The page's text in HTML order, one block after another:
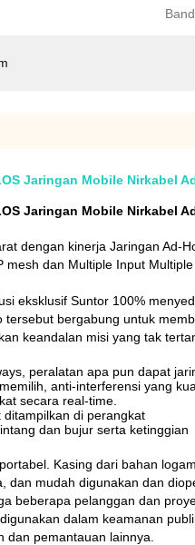
Jaringan Mobile Nirkabel
Jaringan Mobile Nirkabel
dengan kinerja Jaringan Ad-
mesh dan Multiple Input
eksklusif Suntor 100%
tersebut bergabung untuk
keandalan misi yang tak
peralatan apa pun dapat
anti-interferensi yang
secara real-time.
di perangkat
dan bujur serta ketinggian
Kasing dari bahan
dan mudah digunakan dan
beberapa pelanggan dan
dalam keamanan
dan pemantauan lainnya.